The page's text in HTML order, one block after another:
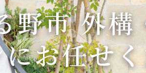
野市外構
お任せ